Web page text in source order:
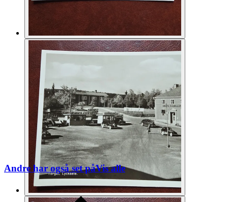
Andre har også set påVis alle